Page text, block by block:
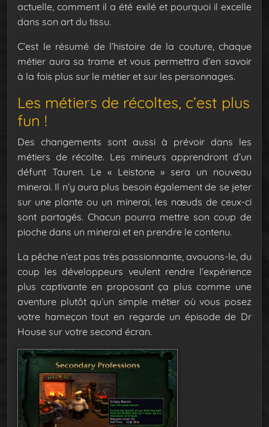
actuelle, comment il a été exilé et pourquoi il excelle
dans son art du tissu.
C’est le résumé de l’histoire de la couture, chaque
métier aura sa trame et vous permettra d’en savoir
à la fois plus sur le métier et sur les personnages.
Les métiers de récoltes, c’est plus
fun !
Des changements sont aussi à prévoir dans les
métiers de récolte. Les mineurs apprendront d’un
défunt Tauren. Le « Leistone » sera un nouveau
minerai. Il n’y aura plus besoin également de se jeter
sur une plante ou un minerai, les nœuds de ceux-ci
sont partagés. Chacun pourra mettre son coup de
pioche dans un minerai et en prendre le contenu.
La pêche n’est pas très passionnante, avouons-le, du
coup les développeurs veulent rendre l’expérience
plus captivante en proposant ça plus comme une
aventure plutôt qu’un simple métier où vous posez
votre hameçon tout en regarde un épisode de Dr
House sur votre second écran.